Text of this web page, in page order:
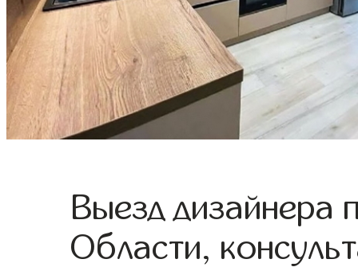
Выезд дизайнера
Области,